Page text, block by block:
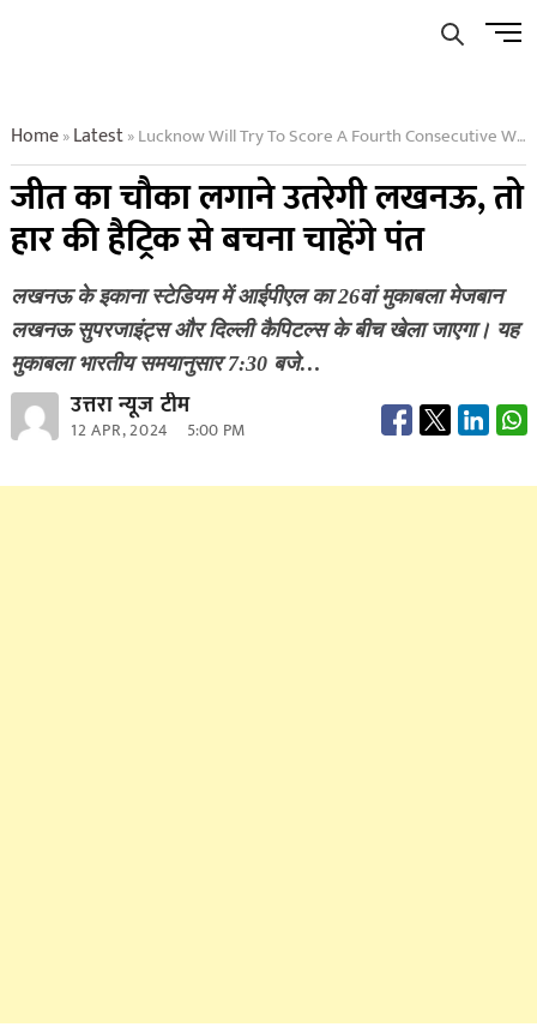
Menu
Home»Latest»Lucknow Will Try To Score A Fourth Consecutive Win Pant Would Like To Avoid A Hat Trick Of Defeats
जीत का चौका लगाने उतरेगी लखनऊ, तो
हार की हैट्रिक से बचना चाहेंगे पंत
लखनऊ के इकाना स्टेडियम में आईपीएल का 26वां मुकाबला मेजबान
लखनऊ सुपरजाइंट्स और दिल्ली कैपिटल्स के बीच खेला जाएगा। यह
मुकाबला भारतीय समयानुसार 7:30 बजे…
उत्तरा न्यूज टीम
12 APR, 2024 5:00 PM